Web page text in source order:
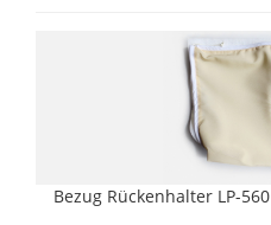
Bezug Rückenhalter LP-560